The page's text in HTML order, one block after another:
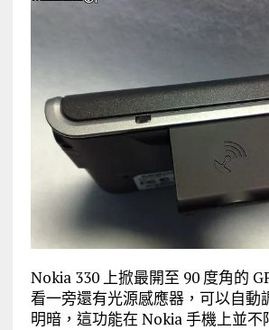
Nokia 330 上掀最開至 90 度角的
看一旁還有光源感應器，可以自動
明暗，這功能在 Nokia 手機上並不